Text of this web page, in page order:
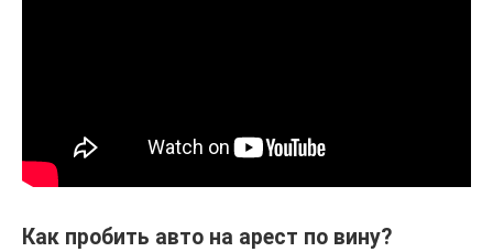
Как пробить авто на арест по вину?